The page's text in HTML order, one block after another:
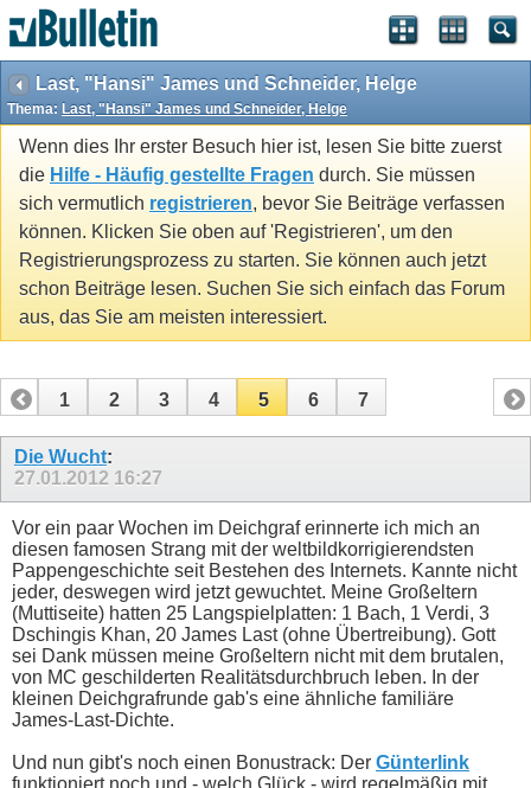
Last, "Hansi" James und Schneider, Helge
Thema: Last, "Hansi" James und Schneider, Helge
Wenn dies Ihr erster Besuch hier ist, lesen Sie bitte zuerst
die Hilfe - Häufig gestellte Fragen durch. Sie müssen
sich vermutlich registrieren, bevor Sie Beiträge verfassen
können. Klicken Sie oben auf 'Registrieren', um den
Registrierungsprozess zu starten. Sie können auch jetzt
schon Beiträge lesen. Suchen Sie sich einfach das Forum
aus, das Sie am meisten interessiert.
1 2 3 4 5 6 7
Die Wucht:
27.01.2012 16:27
Vor ein paar Wochen im Deichgraf erinnerte ich mich an
diesen famosen Strang mit der weltbildkorrigierendsten
Pappengeschichte seit Bestehen des Internets. Kannte nicht
jeder, deswegen wird jetzt gewuchtet. Meine Großeltern
(Muttiseite) hatten 25 Langspielplatten: 1 Bach, 1 Verdi, 3
Dschingis Khan, 20 James Last (ohne Übertreibung). Gott
sei Dank müssen meine Großeltern nicht mit dem brutalen,
von MC geschilderten Realitätsdurchbruch leben. In der
kleinen Deichgrafrunde gab's eine ähnliche familiäre
James-Last-Dichte.
Und nun gibt's noch einen Bonustrack: Der Günterlink
funktioniert noch und - welch Glück - wird regelmäßig mit